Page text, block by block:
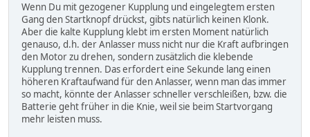
Wenn Du mit gezogener Kupplung und eingelegtem ersten
Gang den Startknopf drückst, gibts natürlich keinen Klonk.
Aber die kalte Kupplung klebt im ersten Moment natürlich
genauso, d.h. der Anlasser muss nicht nur die Kraft aufbringen
den Motor zu drehen, sondern zusätzlich die klebende
Kupplung trennen. Das erfordert eine Sekunde lang einen
höheren Kraftaufwand für den Anlasser, wenn man das immer
so macht, könnte der Anlasser schneller verschleißen, bzw. die
Batterie geht früher in die Knie, weil sie beim Startvorgang
mehr leisten muss.